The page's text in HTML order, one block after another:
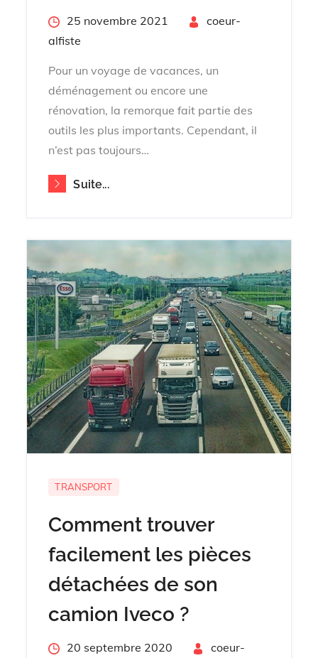
Posted
on
25 novembre 2021
coeur-
alfiste
Pour un voyage de vacances, un
déménagement ou encore une
rénovation, la remorque fait partie des
outils les plus importants. Cependant, il
n’est pas toujours…
Suite...
TRANSPORT
Comment trouver
facilement les pièces
détachées de son
camion Iveco ?
Posted20 septembre 2020
coeur-